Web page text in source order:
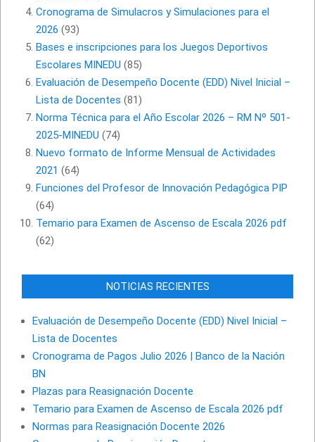
Cronograma de Simulacros y Simulaciones para el
2026 (93)
Bases e inscripciones para los Juegos Deportivos
Escolares MINEDU (85)
Evaluación de Desempeño Docente (EDD) Nivel Inicial –
Lista de Docentes (81)
Norma Técnica para el Año Escolar 2026 – RM Nº 501-
2025-MINEDU (74)
Nuevo formato de Informe Mensual de Actividades
2021 (64)
Funciones del Profesor de Innovación Pedagógica PIP
(64)
Temario para Examen de Ascenso de Escala 2026 pdf
(62)
NOTICIAS RECIENTES
Evaluación de Desempeño Docente (EDD) Nivel Inicial –
Lista de Docentes
Cronograma de Pagos Julio 2026 | Banco de la Nación
BN
Plazas para Reasignación Docente
Temario para Examen de Ascenso de Escala 2026 pdf
Normas para Reasignación Docente 2026